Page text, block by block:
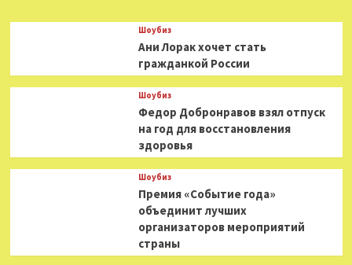
Шоубиз
Ани Лорак хочет стать
гражданкой России
Шоубиз
Федор Добронравов взял отпуск
на год для восстановления
здоровья
Шоубиз
Премия «Событие года»
объединит лучших
организаторов мероприятий
страны